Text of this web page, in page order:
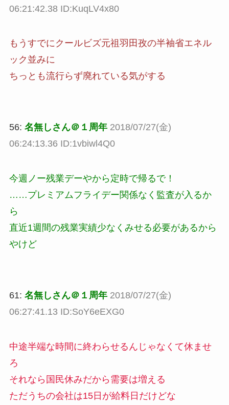
06:21:42.38 ID:KuqLV4x80
もうすでにクールビズ元祖羽田孜の半袖省エネル
ック並みに
ちっとも流行らず廃れている気がする
56: 名無しさん＠１周年 2018/07/27(金)
06:24:13.36 ID:1vbiwl4Q0
今週ノー残業デーやから定時で帰るで！
……プレミアムフライデー関係なく監査が入るか
ら
直近1週間の残業実績少なくみせる必要があるから
やけど
61: 名無しさん＠１周年 2018/07/27(金)
06:27:41.13 ID:SoY6eEXG0
中途半端な時間に終わらせるんじゃなくて休ませ
ろ
それなら国民休みだから需要は増える
ただうちの会社は15日が給料日だけどな